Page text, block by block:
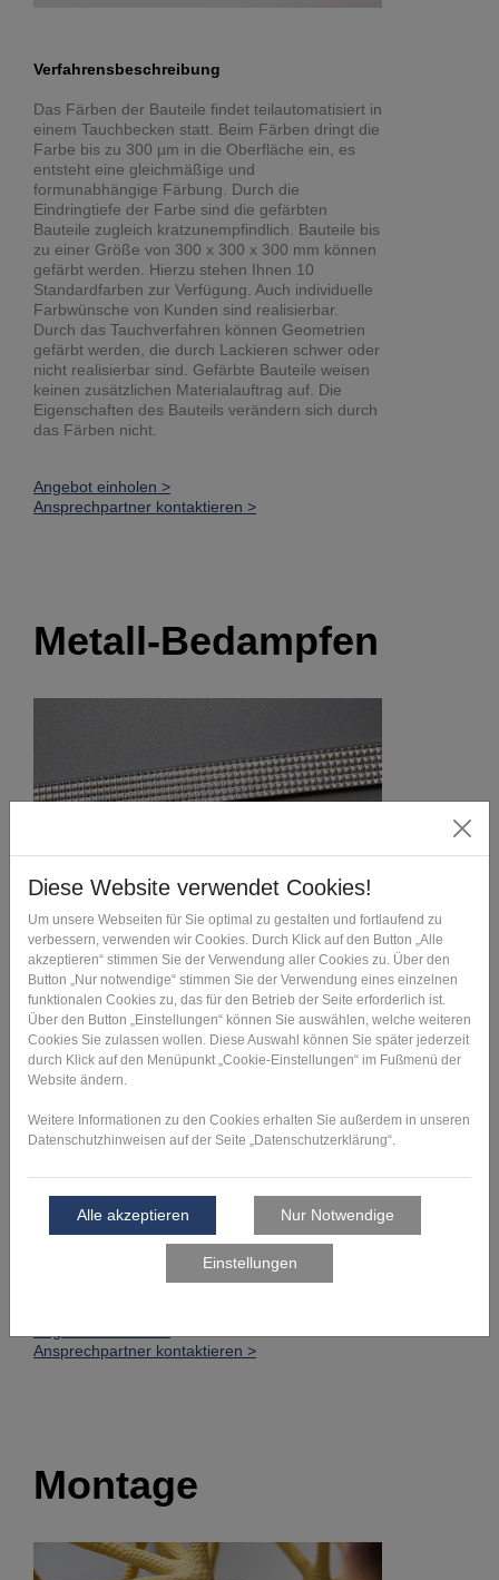
Verfahrensbeschreibung
Das Färben der Bauteile findet teilautomatisiert in
einem Tauchbecken statt. Beim Färben dringt die
Farbe bis zu 300 µm in die Oberfläche ein, es
entsteht eine gleichmäßige und
formunabhängige Färbung. Durch die
Eindringtiefe der Farbe sind die gefärbten
Bauteile zugleich kratzunempfindlich. Bauteile bis
zu einer Größe von 300 x 300 x 300 mm können
gefärbt werden. Hierzu stehen Ihnen 10
Standardfarben zur Verfügung. Auch individuelle
Farbwünsche von Kunden sind realisierbar.
Durch das Tauchverfahren können Geometrien
gefärbt werden, die durch Lackieren schwer oder
nicht realisierbar sind. Gefärbte Bauteile weisen
keinen zusätzlichen Materialauftrag auf. Die
Eigenschaften des Bauteils verändern sich durch
das Färben nicht.
Angebot einholen >
Ansprechpartner kontaktieren >
Metall-Bedampfen
Verfahrensbeschreibung
Beim thermischen Bedampfen wird eine
hauchdünne Metallschicht in gasförmigem
Zustand auf das Trägermaterial aufgetragen.
Den zuvor sehr fein gefinishten Bauteilen wird
durch diese Methode der Oberflächenveredelung
eine Metall-Optik verliehen. Anwendung findet
Chromoptik wie Reflektoren für Scheinwerfer und
Zierblenden. Durch die mittels
aufgetragene harte Lack- oder SiO2-Schicht
erhält die bedampfte Oberfläche eine höhere
Beständigkeit gegenüber Beschädigungen, ist
aber weniger dauerhaft als die
Metallbeschichtung durch Metal Coating
Ansprechpartner kontaktieren >
Montage